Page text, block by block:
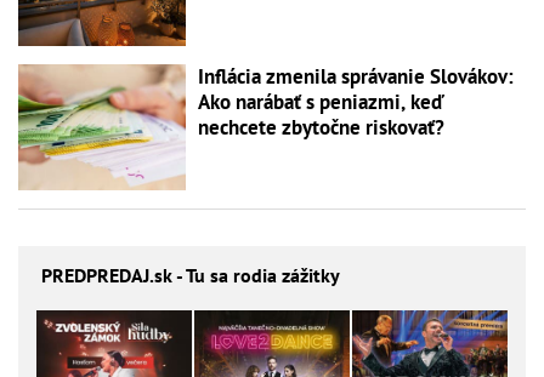
Inflácia zmenila správanie Slovákov:
Ako narábať s peniazmi, keď
nechcete zbytočne riskovať?
PREDPREDAJ.sk - Tu sa rodia zážitky